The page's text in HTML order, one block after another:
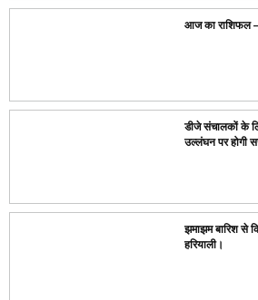
आज का राशिफल
डीजे संचालकों के
उल्लंघन पर होगी
झमाझम बारिश से
हरियाली।